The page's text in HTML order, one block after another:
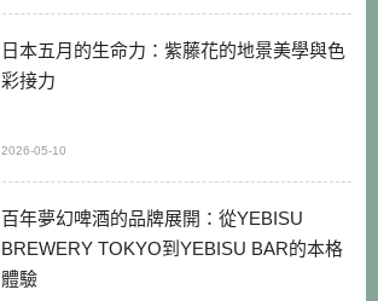
日本五月的生命力：紫藤花的地景美學與色
彩接力
2026-05-10
百年夢幻啤酒的品牌展開：從YEBISU
BREWERY TOKYO到YEBISU BAR的本格
體驗